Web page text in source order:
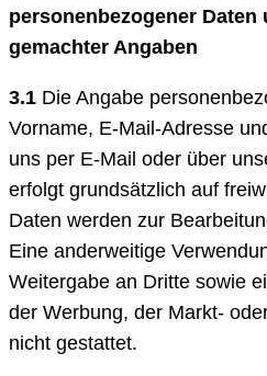
personenbezogener
gemachter Angaben
3.1 Die Angabe
Vorname, E-Mail-Adresse
uns per E-Mail oder über
erfolgt grundsätzlich auf
Daten werden zur
Eine anderweitige
Weitergabe an Dritte sowie
der Werbung, der Markt-
nicht gestattet.